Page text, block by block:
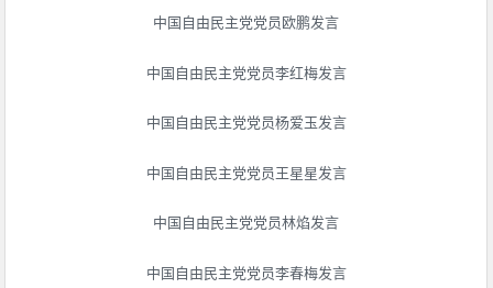
中国自由民主党党员欧鹏发言
中国自由民主党党员李红梅发言
中国自由民主党党员杨爱玉发言
中国自由民主党党员王星星发言
中国自由民主党党员林焰发言
中国自由民主党党员李春梅发言